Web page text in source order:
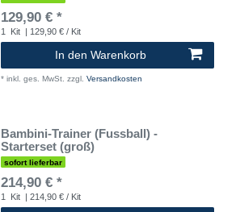
129,90 € *
1 Kit | 129,90 € / Kit
In den Warenkorb
* inkl. ges. MwSt. zzgl. Versandkosten
Bambini-Trainer (Fussball) -
Starterset (groß)
sofort lieferbar
214,90 € *
1 Kit | 214,90 € / Kit